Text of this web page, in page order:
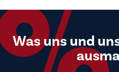
Was uns und